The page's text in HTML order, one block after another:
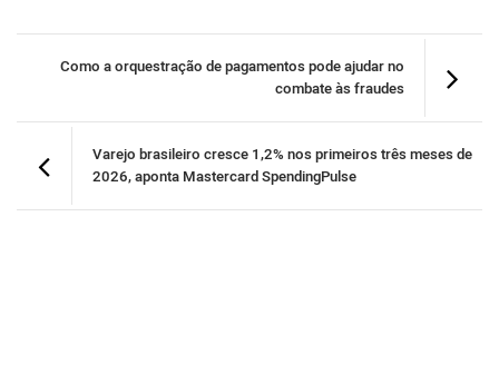
Como a orquestração de pagamentos pode ajudar no
combate às fraudes
Varejo brasileiro cresce 1,2% nos primeiros três meses de
2026, aponta Mastercard SpendingPulse